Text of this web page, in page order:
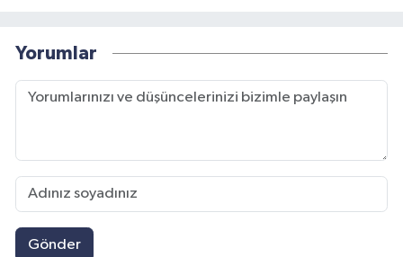
Yorumlar
Gönder